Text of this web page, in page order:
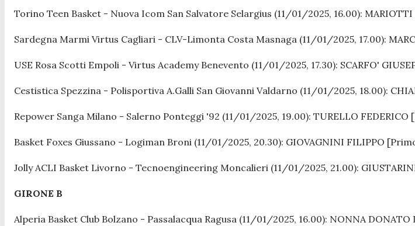
Torino Teen Basket - Nuova Icom San Salvatore Selargius (11/01/2025, 16.00):
Sardegna Marmi Virtus Cagliari - CLV-Limonta Costa Masnaga (11/01/2025, 17.00):
USE Rosa Scotti Empoli - Virtus Academy Benevento (11/01/2025, 17.30): SCARFO'
Cestistica Spezzina - Polisportiva A.Galli San Giovanni Valdarno (11/01/2025, 18.00):
Repower Sanga Milano - Salerno Ponteggi '92 (11/01/2025, 19.00): TURELLO
Basket Foxes Giussano - Logiman Broni (11/01/2025, 20.30): GIOVAGNINI FILIPPO
Jolly ACLI Basket Livorno - Tecnoengineering Moncalieri (11/01/2025, 21.00):
GIRONE B
Alperia Basket Club Bolzano - Passalacqua Ragusa (11/01/2025, 16.00): NONNA DONATO